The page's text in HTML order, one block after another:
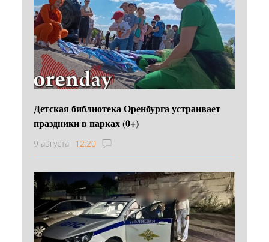
Детская библиотека Оренбурга устраивает
праздники в парках (0+)
9 августа 12:20